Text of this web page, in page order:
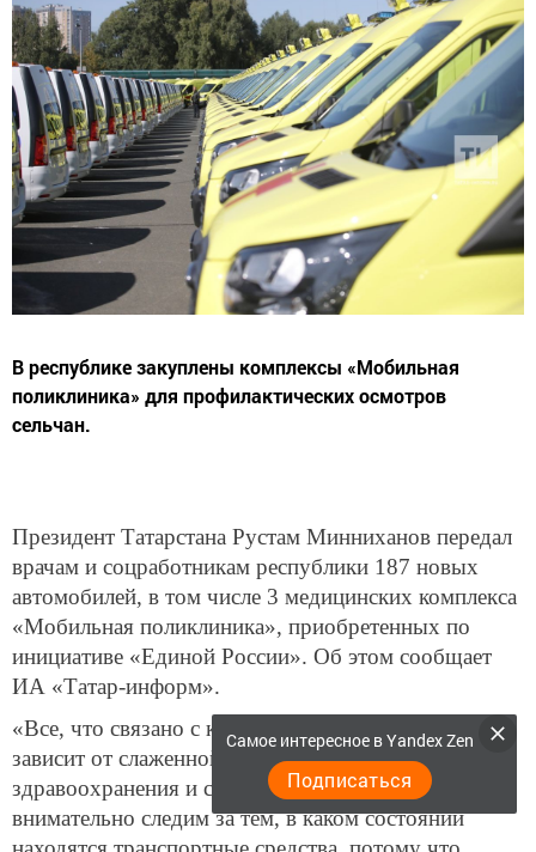
В республике закуплены комплексы «Мобильная
поликлиника» для профилактических осмотров
сельчан.
Президент Татарстана Рустам Минниханов передал
врачам и соцработникам республики 187 новых
автомобилей, в том числе 3 медицинских комплекса
«Мобильная поликлиника», приобретенных по
инициативе «Единой России». Об этом сообщает
ИА «Татар-информ».
«Все, что связано с качеством жизни, во многом
зависит от слаженной работы системы
здравоохранения и социальной защиты. Мы
внимательно следим за тем, в каком состоянии
Самое интересное в Yandex Zen
Подписаться